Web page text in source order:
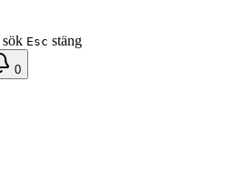
sök Esc stäng
0